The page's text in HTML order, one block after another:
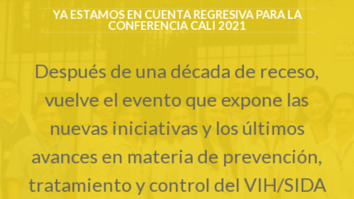
YA ESTAMOS EN CUENTA REGRESIVA PARA LA
CONFERENCIA CALI 2021
Después de una década de receso,
vuelve el evento que expone las
nuevas iniciativas y los últimos
avances en materia de prevención,
tratamiento y control del VIH/SIDA